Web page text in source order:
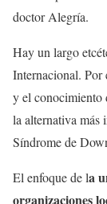
doctor Alegría.
Hay un largo
Internacional. Por
y el conocimiento
la alternativa más
Síndrome de
El enfoque de la
organizaciones